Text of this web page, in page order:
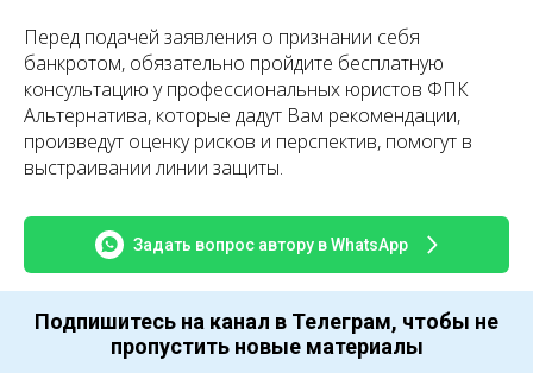
Перед подачей заявления о признании себя
банкротом, обязательно пройдите бесплатную
консультацию у профессиональных юристов ФПК
Альтернатива, которые дадут Вам рекомендации,
произведут оценку рисков и перспектив, помогут в
выстраивании линии защиты.
Задать вопрос автору в WhatsApp
Подпишитесь на канал в Телеграм, чтобы не
пропустить новые материалы